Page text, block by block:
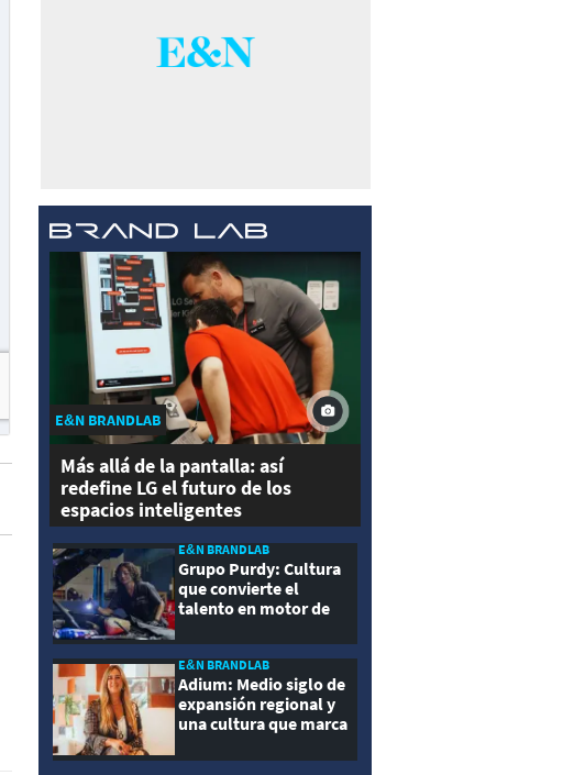
E&N BRANDLAB
Más allá de la pantalla: así
redefine LG el futuro de los
espacios inteligentes
E&N BRANDLAB
Grupo Purdy: Cultura
que convierte el
talento en motor de
E&N BRANDLAB
Adium: Medio siglo de
expansión regional y
una cultura que marca